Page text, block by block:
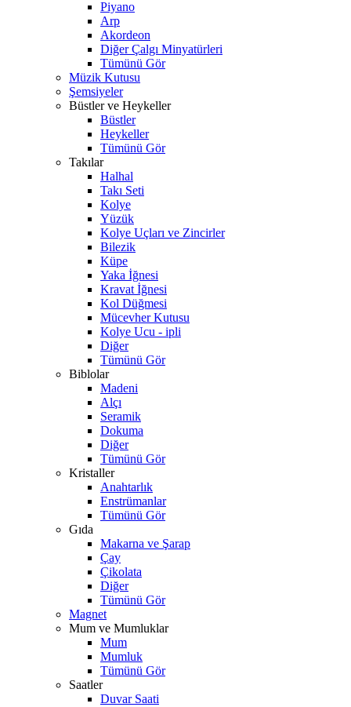
Piyano
Arp
Akordeon
Diğer Çalgı Minyatürleri
Tümünü Gör
Müzik Kutusu
Şemsiyeler
Büstler ve Heykeller
Büstler
Heykeller
Tümünü Gör
Takılar
Halhal
Takı Seti
Kolye
Yüzük
Kolye Uçları ve Zincirler
Bilezik
Küpe
Yaka İğnesi
Kravat İğnesi
Kol Düğmesi
Mücevher Kutusu
Kolye Ucu - ipli
Diğer
Tümünü Gör
Biblolar
Madeni
Alçı
Seramik
Dokuma
Diğer
Tümünü Gör
Kristaller
Anahtarlık
Enstrümanlar
Tümünü Gör
Gıda
Makarna ve Şarap
Çay
Çikolata
Diğer
Tümünü Gör
Magnet
Mum ve Mumluklar
Mum
Mumluk
Tümünü Gör
Saatler
Duvar Saati